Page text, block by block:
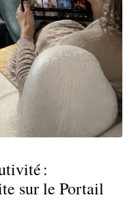
:
sur le Portail